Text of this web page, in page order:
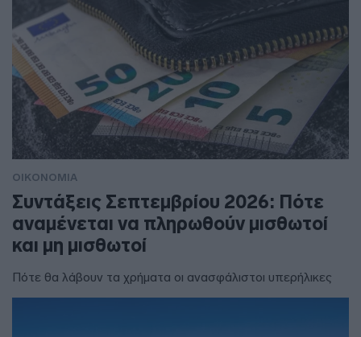
ΟΙΚΟΝΟΜΙΑ
Συντάξεις Σεπτεμβρίου 2026: Πότε
αναμένεται να πληρωθούν μισθωτοί
και μη μισθωτοί
Πότε θα λάβουν τα χρήματα οι ανασφάλιστοι υπερήλικες